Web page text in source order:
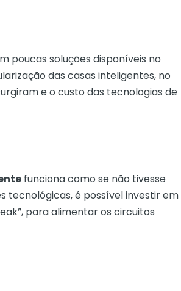
poucas soluções disponíveis no
das casas inteligentes, no
e o custo das tecnologias de
funciona como se não tivesse
tecnológicas, é possível investir em
para alimentar os circuitos